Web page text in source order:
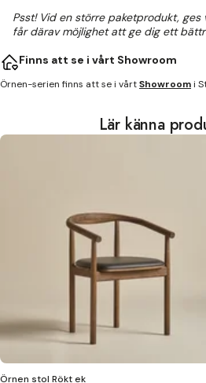
Psst! Vid en större paketprodukt,
får därav möjlighet att ge dig ett
Finns att se i vårt Showroom
Örnen-serien finns att se i vårtShowroomi
Lär känna
Örnen stol Rökt ek